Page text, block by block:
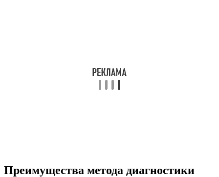
Преимущества метода диагностики